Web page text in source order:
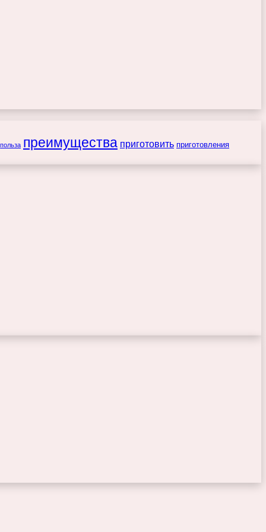
польза преимущества приготовить приготовления